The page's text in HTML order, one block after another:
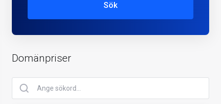
Sök
Domänpriser